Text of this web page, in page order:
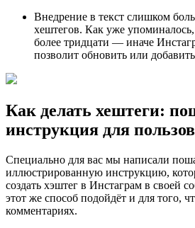
Внедрение в текст слишком
хештегов. Как уже
более тридцати — иначе
позволит обновить или
Как делать хештеги:
инструкция для
Специально для вас мы написали
иллюстрированную инструкцию,
создать хэштег в Инстаграм в своей
этот же способ подойдёт и для того,
комментариях.